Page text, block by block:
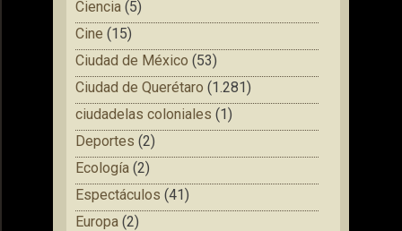
Ciencia (5)
Cine (15)
Ciudad de México (53)
Ciudad de Querétaro (1.281)
ciudadelas coloniales (1)
Deportes (2)
Ecología (2)
Espectáculos (41)
Europa (2)